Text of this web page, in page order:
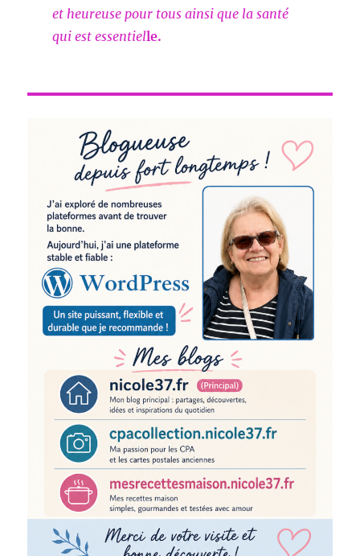
et heureuse pour tous ainsi que la santé
qui est essentielle.